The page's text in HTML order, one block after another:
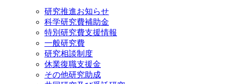
研究推進お知らせ
科学研究費補助金
特別研究費支援情報
一般研究費
研究相談制度
休業復職支援金
その他研究助成